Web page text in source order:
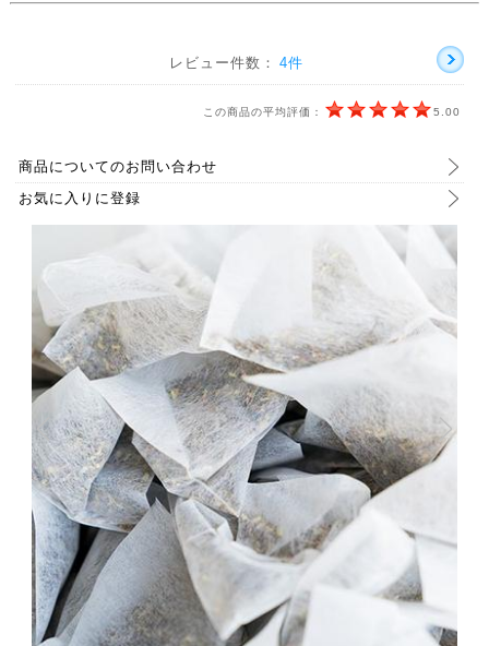
レビュー件数： 4件
この商品の平均評価： 5.00
商品についてのお問い合わせ
お気に入りに登録